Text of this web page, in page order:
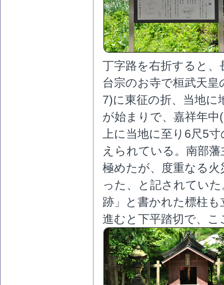
丁字路を右折すると
台宗のお寺で桓武天
7)に東征の折、当地に
が始まりで、嘉祥年
上に当地に至り6尺5
えられている。南部
極めたが、度重なる
った、と記されてい
跡」と書かれた標柱
進むと下平踏切で、